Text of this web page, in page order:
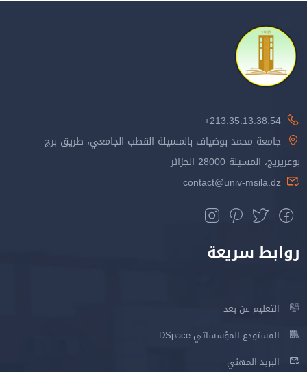
213.35.13.38.54+
جامعة محمد بوضياف بالمسيلة القطب الجامعي، طريق برج
بوعريريج، المسيلة 28000 الجزائر
contact@univ-msila.dz
روابط سريعة
التعليم عن بعد
المستودع المؤسساتي DSpace
البريد المهني